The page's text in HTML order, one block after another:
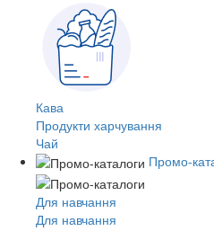
Кава
Продукти харчування
Чай
Промо-
Для навчання
Для навчання